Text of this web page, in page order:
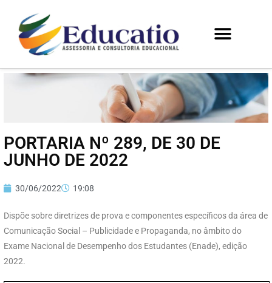
PORTARIA Nº 289, DE 30 DE
JUNHO DE 2022
30/06/2022 19:08
Dispõe sobre diretrizes de prova e componentes específicos da área de
Comunicação Social – Publicidade e Propaganda, no âmbito do
Exame Nacional de Desempenho dos Estudantes (Enade), edição
2022.